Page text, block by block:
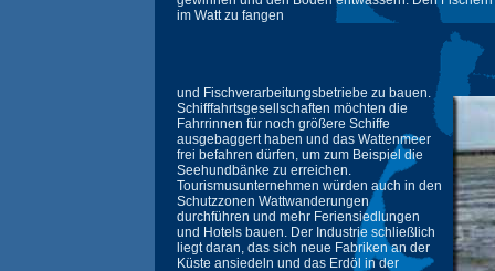
im Watt zu fangen
und Fischverarbeitungsbetriebe zu bauen.
Schifffahrtsgesellschaften möchten die
Fahrrinnen für noch größere Schiffe
ausgebaggert haben und das Wattenmeer
frei befahren dürfen, um zum Beispiel die
Seehundbänke zu erreichen.
Tourismusunternehmen würden auch in den
Schutzzonen Wattwanderungen
durchführen und mehr Feriensiedlungen
und Hotels bauen. Der Industrie schließlich
liegt daran, das sich neue Fabriken an der
Küste ansiedeln und das Erdöl in der